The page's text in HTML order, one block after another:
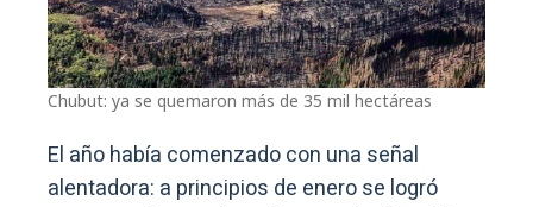
Chubut: ya se quemaron más de 35 mil hectáreas
El año había comenzado con una señal
alentadora: a principios de enero se logró